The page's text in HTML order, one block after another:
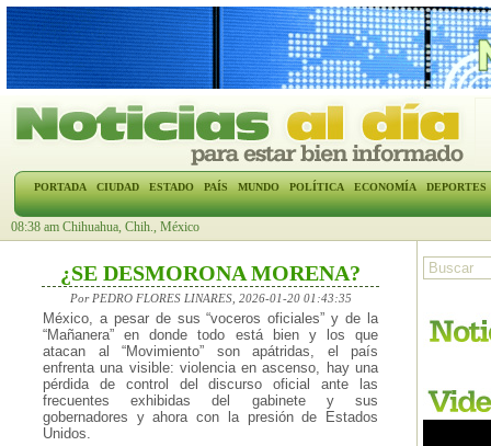
PORTADA CIUDAD ESTADO PAÍS MUNDO POLÍTICA ECONOMÍA DEPORTES
08:38 am Chihuahua, Chih., México
¿SE DESMORONA MORENA?
Por PEDRO FLORES LINARES, 2026-01-20 01:43:35
México, a pesar de sus “voceros oficiales” y de la
“Mañanera” en donde todo está bien y los que
atacan al “Movimiento” son apátridas, el país
enfrenta una visible: violencia en ascenso, hay una
pérdida de control del discurso oficial ante las
frecuentes exhibidas del gabinete y sus
gobernadores y ahora con la presión de Estados
Unidos.